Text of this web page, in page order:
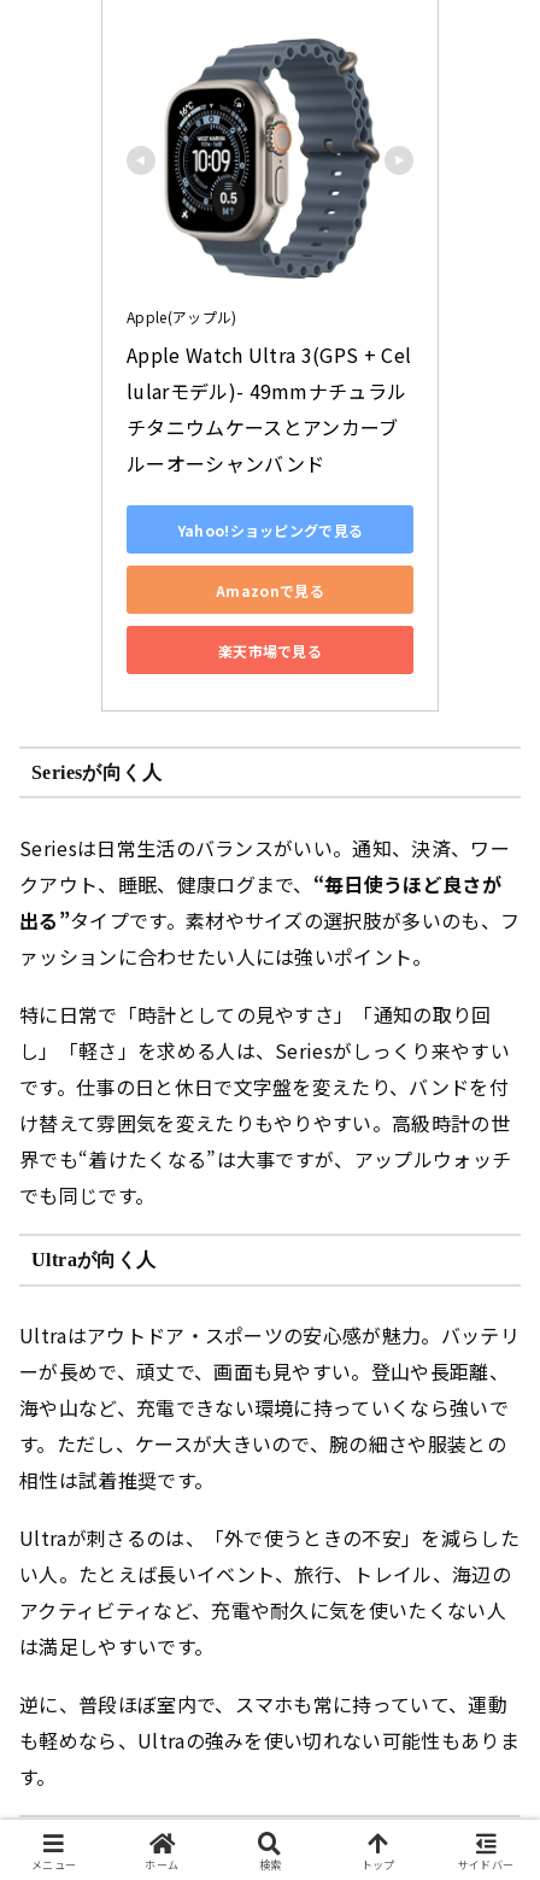
Apple(アップル)
Apple Watch Ultra 3(GPS + Cel
lularモデル)- 49mmナチュラル
チタニウムケースとアンカーブ
ルーオーシャンバンド
Yahoo!ショッピングで見る
Amazonで見る
楽天市場で見る
Seriesが向く人
Seriesは日常生活のバランスがいい。通知、決済、ワー
クアウト、睡眠、健康ログまで、 “毎日使うほど良さが
出る”タイプです。素材やサイズの選択肢が多いのも、フ
ァッションに合わせたい人には強いポイント。
特に日常で「時計としての見やすさ」「通知の取り回
し」「軽さ」を求める人は、Seriesがしっくり来やすい
です。仕事の日と休日で文字盤を変えたり、バンドを付
け替えて雰囲気を変えたりもやりやすい。高級時計の世
界でも“着けたくなる”は大事ですが、アップルウォッチ
でも同じです。
Ultraが向く人
Ultraはアウトドア・スポーツの安心感が魅力。バッテリ
ーが長めで、頑丈で、画面も見やすい。登山や長距離、
海や山など、充電できない環境に持っていくなら強いで
す。ただし、ケースが大きいので、腕の細さや服装との
相性は試着推奨です。
Ultraが刺さるのは、「外で使うときの不安」を減らした
い人。たとえば長いイベント、旅行、トレイル、海辺の
アクティビティなど、 充電や耐久に気を使いたくない人
は満足しやすいです。
逆に、普段ほぼ室内で、スマホも常に持っていて、運動
も軽めなら、Ultraの強みを使い切れない可能性もありま
す。
迷ったときの最終判断
メニュー ホーム 検索 トップ サイドバー